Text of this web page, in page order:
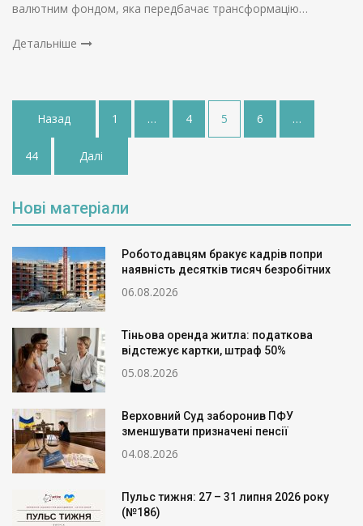
валютним фондом, яка передбачає трансформацію…
Детальніше
Пагінація
записів
Назад 1 … 4 5 6 …
44 Далі
Нові матеріали
Роботодавцям бракує кадрів попри
наявність десятків тисяч безробітних
06.08.2026
Тіньова оренда житла: податкова
відстежує картки, штраф 50%
05.08.2026
Верховний Суд заборонив ПФУ
зменшувати призначені пенсії
04.08.2026
Пульс тижня: 27 – 31 липня 2026 року
(№186)